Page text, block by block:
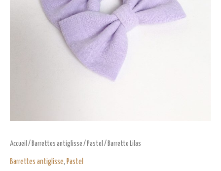
Accueil / Barrettes antiglisse / Pastel / Barrette Lilas
Barrettes antiglisse, Pastel
à
4,50€